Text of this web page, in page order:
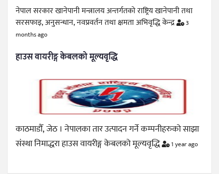
नेपाल सरकार खानेपानी मन्त्रालय अन्तर्गतको राष्ट्रिय खानेपानी तथा
सरसफाइ, अनुसन्धान, नवप्रवर्तन तथा क्षमता अभिवृद्धि केन्द्र
3
months ago
हाउस वायरीङ्ग केबलको मूल्यवृद्धि
काठमाडौँ, जेठ । नेपालका तार उत्पादन गर्ने कम्पनीहरुको साझा
संस्था निमाद्धरा हाउस वायरीङ्ग केबलको मूल्यवृद्धि
1 year ago